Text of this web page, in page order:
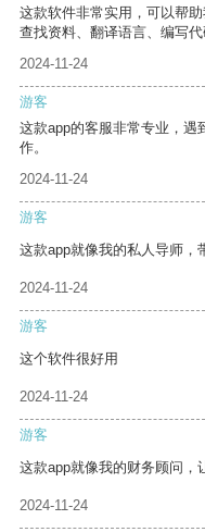
这款软件非常实用，可以帮
查找资料、翻译语言、编写代
2024-11-24
游客
这款app的客服非常专业，遇
作。
2024-11-24
游客
这款app就像我的私人导师，
2024-11-24
游客
这个软件很好用
2024-11-24
游客
这款app就像我的财务顾问，
2024-11-24